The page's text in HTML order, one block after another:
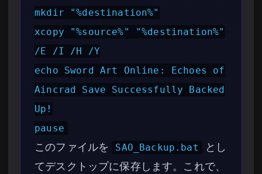
mkdir "%destination%"
xcopy "%source%" "%destination%"
/E /I /H /Y
echo Sword Art Online: Echoes of
Aincrad Save Successfully Backed
Up!
pause
このファイルを SAO_Backup.bat
とし
てデスクトップに保存します。これで、